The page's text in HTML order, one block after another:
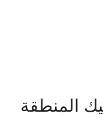
المنطقة